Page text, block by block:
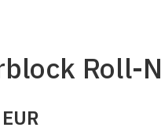
Roll-
EUR